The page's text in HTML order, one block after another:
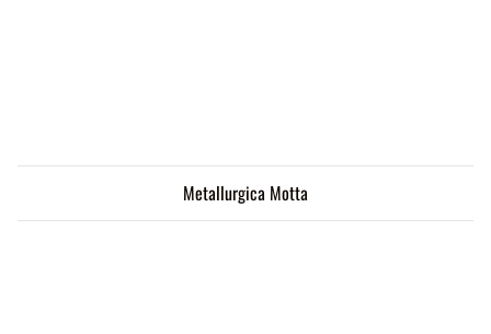
Metallurgica Motta